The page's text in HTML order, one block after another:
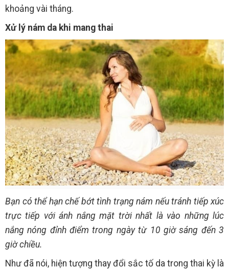
khoảng vài tháng.
Xử lý nám da khi mang thai
Bạn có thể hạn chế bớt tình trạng nám nếu tránh tiếp xúc
trực tiếp với ánh nắng mặt trời nhất là vào những lúc
nắng nóng đỉnh điểm trong ngày từ 10 giờ sáng đến 3
giờ chiều.
Như đã nói, hiện tượng thay đổi sắc tố da trong thai kỳ là